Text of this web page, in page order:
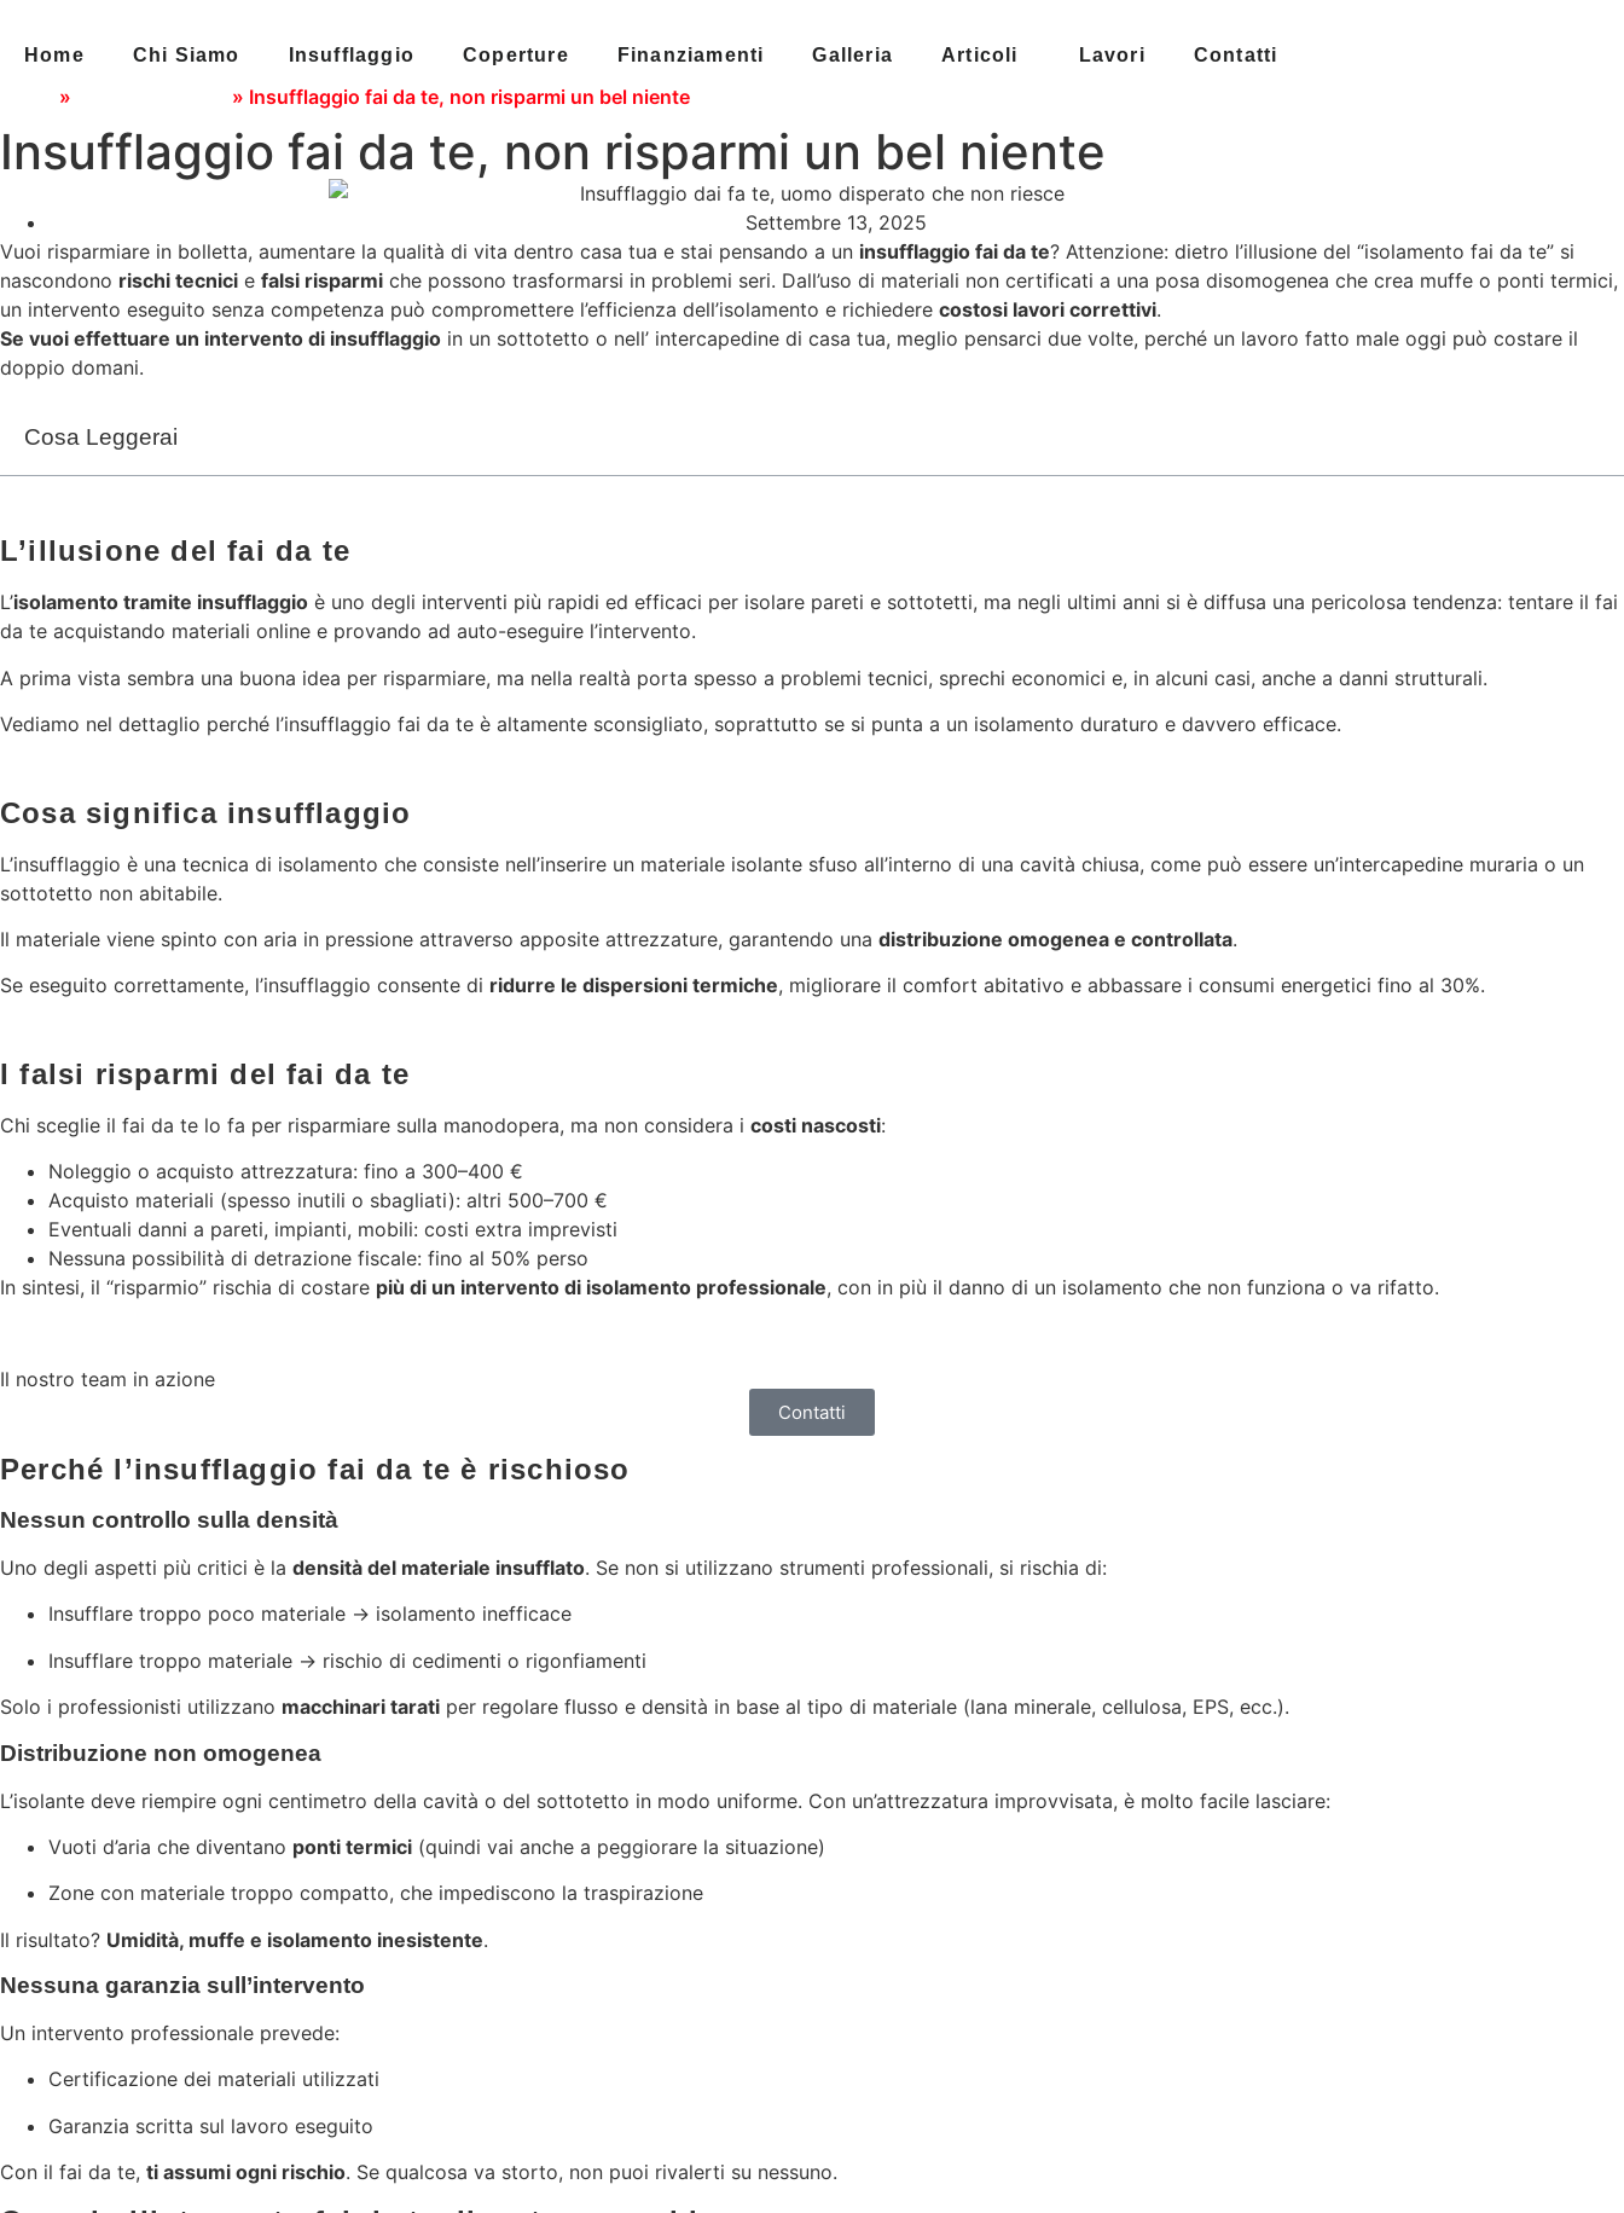
Home Chi Siamo Insufflaggio Coperture Finanziamenti Galleria Articoli Lavori Contatti
» » Insufflaggio fai da te, non risparmi un bel niente
Insufflaggio fai da te, non risparmi un bel niente
Settembre 13, 2025
Vuoi risparmiare in bolletta, aumentare la qualità di vita dentro casa tua e stai pensando a un insufflaggio fai da te? Attenzione: dietro l’illusione del “isolamento fai da te” si
nascondono rischi tecnici e falsi risparmi che possono trasformarsi in problemi seri. Dall’uso di materiali non certificati a una posa disomogenea che crea muffe o ponti termici,
un intervento eseguito senza competenza può compromettere l’efficienza dell’isolamento e richiedere costosi lavori correttivi.
Se vuoi effettuare un intervento di insufflaggio in un sottotetto o nell’ intercapedine di casa tua, meglio pensarci due volte, perché un lavoro fatto male oggi può costare il
doppio domani.
Cosa Leggerai
L’illusione del fai da te
L’isolamento tramite insufflaggio è uno degli interventi più rapidi ed efficaci per isolare pareti e sottotetti, ma negli ultimi anni si è diffusa una pericolosa tendenza: tentare il fai
da te acquistando materiali online e provando ad auto-eseguire l’intervento.
A prima vista sembra una buona idea per risparmiare, ma nella realtà porta spesso a problemi tecnici, sprechi economici e, in alcuni casi, anche a danni strutturali.
Vediamo nel dettaglio perché l’insufflaggio fai da te è altamente sconsigliato, soprattutto se si punta a un isolamento duraturo e davvero efficace.
Cosa significa insufflaggio
L’insufflaggio è una tecnica di isolamento che consiste nell’inserire un materiale isolante sfuso all’interno di una cavità chiusa, come può essere un’intercapedine muraria o un
sottotetto non abitabile.
Il materiale viene spinto con aria in pressione attraverso apposite attrezzature, garantendo una distribuzione omogenea e controllata.
Se eseguito correttamente, l’insufflaggio consente di ridurre le dispersioni termiche, migliorare il comfort abitativo e abbassare i consumi energetici fino al 30%.
I falsi risparmi del fai da te
Chi sceglie il fai da te lo fa per risparmiare sulla manodopera, ma non considera i costi nascosti:
Noleggio o acquisto attrezzatura: fino a 300–400 €
Acquisto materiali (spesso inutili o sbagliati): altri 500–700 €
Eventuali danni a pareti, impianti, mobili: costi extra imprevisti
Nessuna possibilità di detrazione fiscale: fino al 50% perso
In sintesi, il “risparmio” rischia di costare più di un intervento di isolamento professionale, con in più il danno di un isolamento che non funziona o va rifatto.
Il nostro team in azione
Contatti
Perché l’insufflaggio fai da te è rischioso
Nessun controllo sulla densità
Uno degli aspetti più critici è la densità del materiale insufflato. Se non si utilizzano strumenti professionali, si rischia di:
Insufflare troppo poco materiale → isolamento inefficace
Insufflare troppo materiale → rischio di cedimenti o rigonfiamenti
Solo i professionisti utilizzano macchinari tarati per regolare flusso e densità in base al tipo di materiale (lana minerale, cellulosa, EPS, ecc.).
Distribuzione non omogenea
L’isolante deve riempire ogni centimetro della cavità o del sottotetto in modo uniforme. Con un’attrezzatura improvvisata, è molto facile lasciare:
Vuoti d’aria che diventano ponti termici (quindi vai anche a peggiorare la situazione)
Zone con materiale troppo compatto, che impediscono la traspirazione
Il risultato? Umidità, muffe e isolamento inesistente.
Nessuna garanzia sull’intervento
Un intervento professionale prevede:
Certificazione dei materiali utilizzati
Garanzia scritta sul lavoro eseguito
Con il fai da te, ti assumi ogni rischio. Se qualcosa va storto, non puoi rivalerti su nessuno.